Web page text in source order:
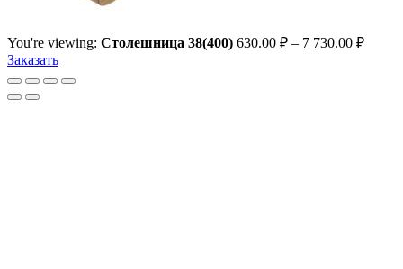
You're viewing: Столешница 38(400) 630.00 ₽ – 7 730.00 ₽
Заказать